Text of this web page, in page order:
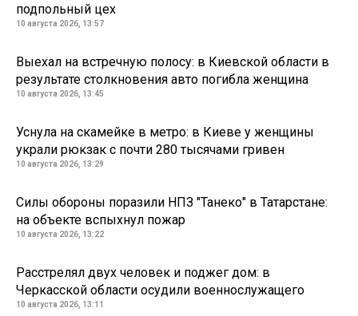
подпольный цех
10 августа 2026, 13:57
Выехал на встречную полосу: в Киевской области в
результате столкновения авто погибла женщина
10 августа 2026, 13:45
Уснула на скамейке в метро: в Киеве у женщины
украли рюкзак с почти 280 тысячами гривен
10 августа 2026, 13:29
Силы обороны поразили НПЗ "Танеко" в Татарстане:
на объекте вспыхнул пожар
10 августа 2026, 13:22
Расстрелял двух человек и поджег дом: в
Черкасской области осудили военнослужащего
10 августа 2026, 13:11